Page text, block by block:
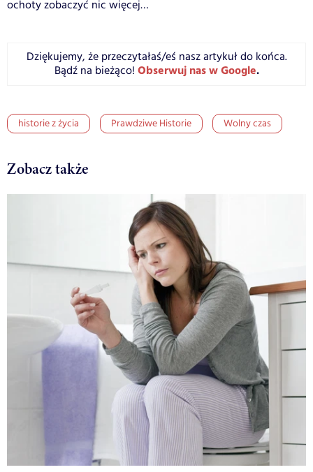
ochoty zobaczyć nic więcej…
Dziękujemy, że przeczytałaś/eś nasz artykuł do końca.
Bądź na bieżąco! Obserwuj nas w Google.
historie z życia Prawdziwe Historie Wolny czas
Zobacz także